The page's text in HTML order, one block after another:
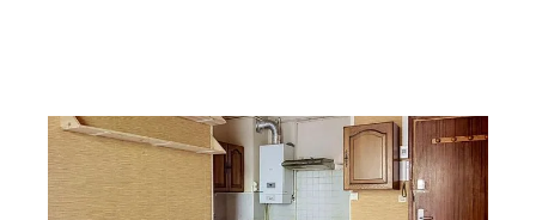
AMELIE LES BAINS PALALDA 66
28,45 m
, 2 pièces
Ref : 10707